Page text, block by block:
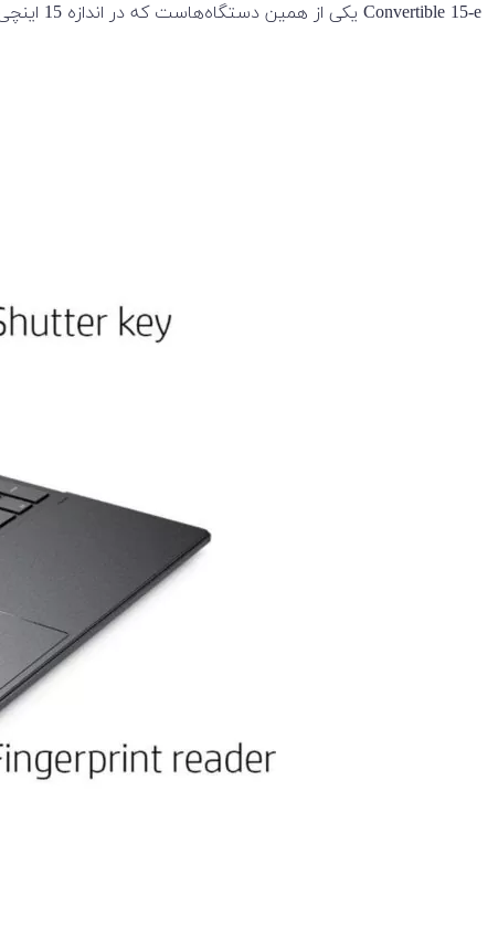
Convertible 15-e یکی از همین دستگاه‌هاست که در اندازه 15 اینچی طراحی شده است.